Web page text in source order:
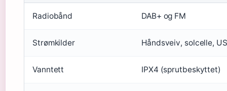
Radiobånd DAB+ og FM
Strømkilder Håndsveiv, solcelle,
Vanntett IPX4 (sprutbeskyttet)